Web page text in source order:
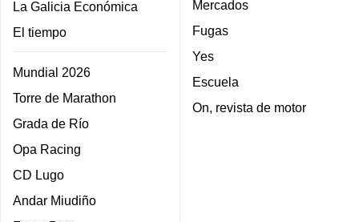
La Galicia Económica
El tiempo
Mundial 2026
Torre de Marathon
Grada de Río
Opa Racing
CD Lugo
Andar Miudiño
Mercados
Fugas
Yes
Escuela
On, revista de motor